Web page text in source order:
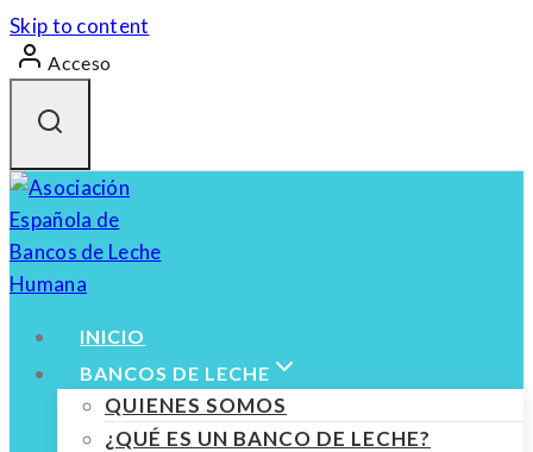
Skip to content
Acceso
INICIO
BANCOS DE LECHE
QUIENES SOMOS
¿QUÉ ES UN BANCO DE LECHE?